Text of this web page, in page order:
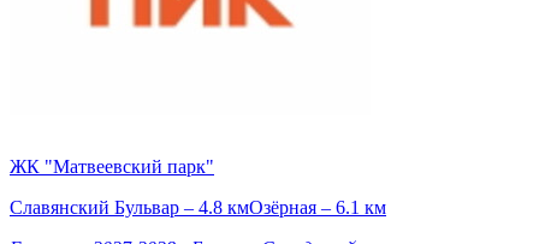
ЖК "Матвеевский парк"
Славянский Бульвар – 4.8 кмОзёрная – 6.1 км